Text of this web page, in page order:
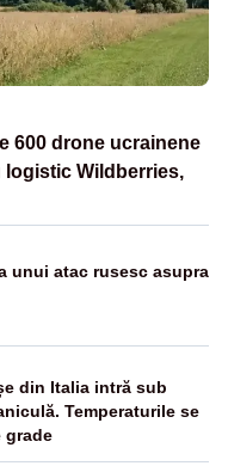
600 drone ucrainene
Wildberries,
unui atac rusesc asupra
din Italia intră sub
Temperaturile se
grade